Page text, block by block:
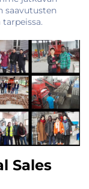
saavutusten
Sales